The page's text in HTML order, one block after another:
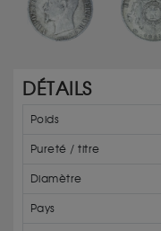
DÉTAILS
Poids
Pureté / titre
Diamètre
Pays